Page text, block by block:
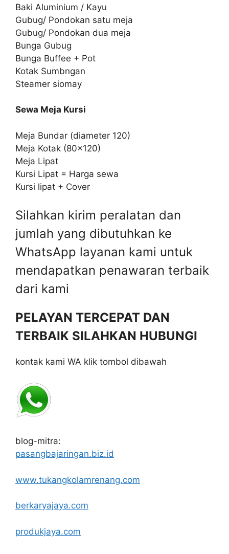
Baki Aluminium / Kayu
Gubug/ Pondokan satu meja
Gubug/ Pondokan dua meja
Bunga Gubug
Bunga Buffee + Pot
Kotak Sumbngan
Steamer siomay
Sewa Meja Kursi
Meja Bundar (diameter 120)
Meja Kotak (80×120)
Meja Lipat
Kursi Lipat = Harga sewa
Kursi lipat + Cover
Silahkan kirim peralatan dan
jumlah yang dibutuhkan ke
WhatsApp layanan kami untuk
mendapatkan penawaran terbaik
dari kami
PELAYAN TERCEPAT DAN
TERBAIK SILAHKAN HUBUNGI
kontak kami WA klik tombol dibawah
blog-mitra:
pasangbajaringan.biz.id
www.tukangkolamrenang.com
berkaryajaya.com
produkjaya.com